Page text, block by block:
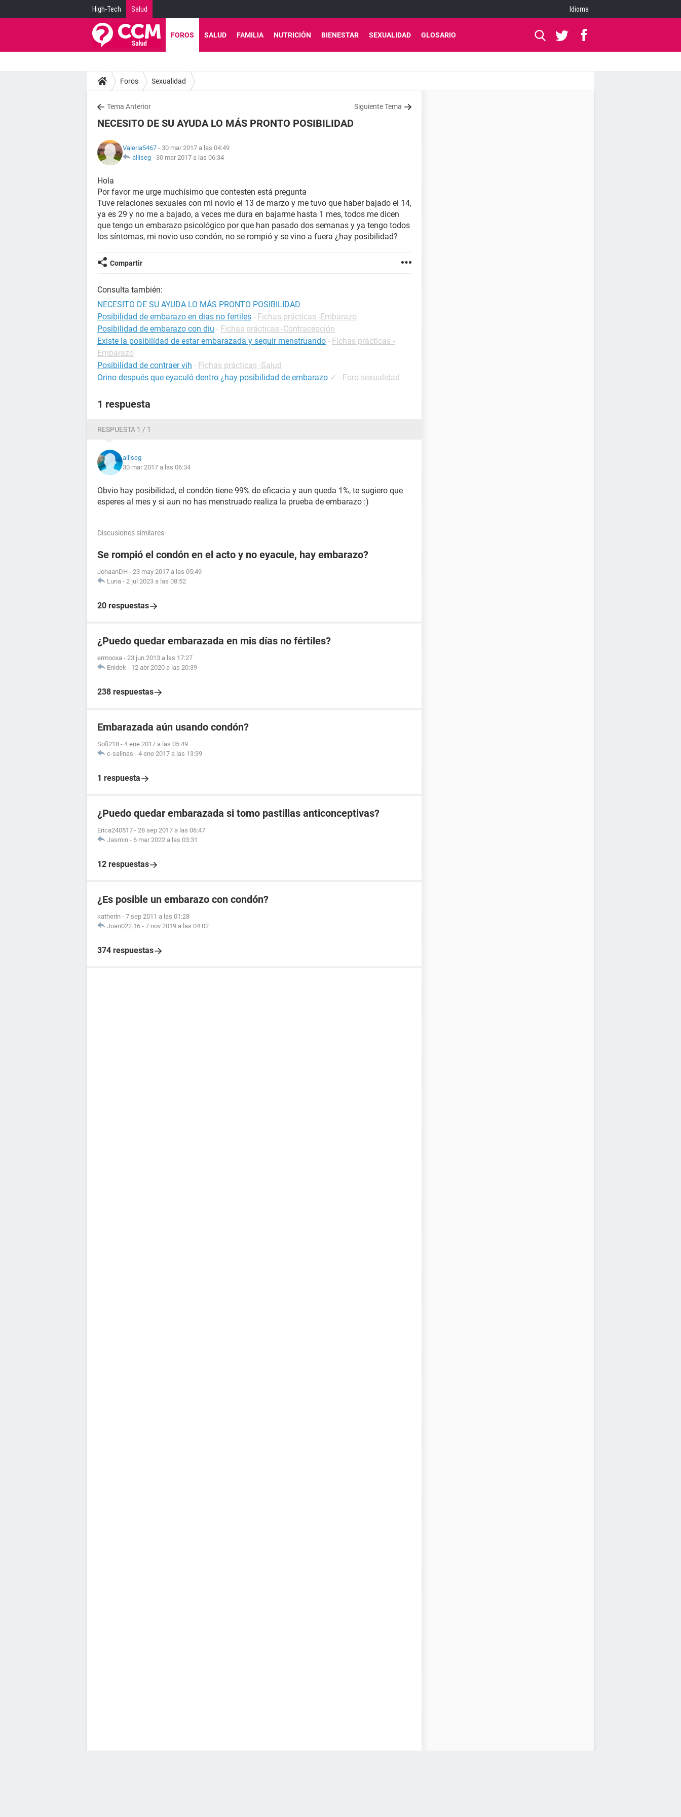
High-Tech Salud Idioma
FOROS SALUD FAMILIA NUTRICIÓN BIENESTAR SEXUALIDAD GLOSARIO
Foros Sexualidad
Tema Anterior Siguiente Tema
NECESITO DE SU AYUDA LO MÁS PRONTO POSIBILIDAD
Valeria5467 - 30 mar 2017 a las 04:49
alliseg - 30 mar 2017 a las 06:34
Hola
Por favor me urge muchísimo que contesten está pregunta
Tuve relaciones sexuales con mi novio el 13 de marzo y me tuvo que haber bajado el 14,
ya es 29 y no me a bajado, a veces me dura en bajarme hasta 1 mes, todos me dicen
que tengo un embarazo psicológico por que han pasado dos semanas y ya tengo todos
los síntomas, mi novio uso condón, no se rompió y se vino a fuera ¿hay posibilidad?
Compartir
Consulta también:
NECESITO DE SU AYUDA LO MÁS PRONTO POSIBILIDAD
Posibilidad de embarazo en dias no fertiles - Fichas prácticas -Embarazo
Posibilidad de embarazo con diu - Fichas prácticas -Contracepción
Existe la posibilidad de estar embarazada y seguir menstruando - Fichas prácticas -
Embarazo
Posibilidad de contraer vih - Fichas prácticas -Salud
Orino después que eyaculó dentro ¿hay posibilidad de embarazo ✓ - Foro sexualidad
1 respuesta
RESPUESTA 1 / 1
alliseg
30 mar 2017 a las 06:34
Obvio hay posibilidad, el condón tiene 99% de eficacia y aun queda 1%, te sugiero que
esperes al mes y si aun no has menstruado realiza la prueba de embarazo :)
Discusiones similares
Se rompió el condón en el acto y no eyacule, hay embarazo?
JohaanDH - 23 may 2017 a las 05:49
Luna - 2 jul 2023 a las 08:52
20 respuestas
¿Puedo quedar embarazada en mis días no fértiles?
ermooxa - 23 jun 2013 a las 17:27
Enidek - 12 abr 2020 a las 20:39
238 respuestas
Embarazada aún usando condón?
Sofi218 - 4 ene 2017 a las 05:49
c-salinas - 4 ene 2017 a las 13:39
1 respuesta
¿Puedo quedar embarazada si tomo pastillas anticonceptivas?
Erica240517 - 28 sep 2017 a las 06:47
Jasmin - 6 mar 2022 a las 03:31
12 respuestas
¿Es posible un embarazo con condón?
katherin - 7 sep 2011 a las 01:28
Joan022.16 - 7 nov 2019 a las 04:02
374 respuestas